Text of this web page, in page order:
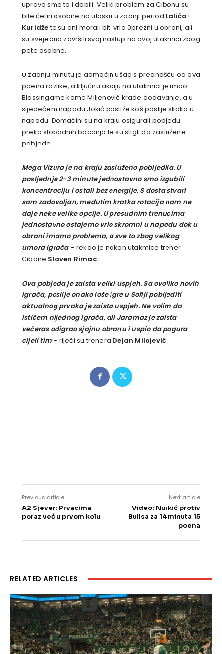
upravo smo to i dobili. Veliki problem za Cibonu su
bile četiri osobne na ulasku u zadnji period Lalića i
Kuridžete su oni morali biti vrlo 0prezni u obrani, ali
su svejedno završili svoj nastup na ovoj utakmici zbog
pete osobne.
U zadnju minutu je domaćin ušao s prednošću od dva
poena razlike, a ključnu akciju na utakmici je imao
Blassingame kome Miljenović krade dodavanje, a u
sljedećem napadu Jokić postiže koš poslije skoka u
napadu. Domaćini su na kraju osigurali pobjedu
preko slobodnih bacanja te su stigli do zaslužene
pobjede.
Mega Vizura je na kraju zasluženo pobijedila. U
posljednje 2-3 minute jednostavno smo izgubili
koncentraciju i ostali bez energije. S dosta stvari
sam zadovoljan, međutim kratka rotacija nam ne
daje neke velike opcije. U presudnim trenucima
jednostavno ostajemo vrlo skromni u napadu dok u
obrani imamo problema, a sve to zbog velikog
umora igrača– rekao je nakon utakmice trener
Cibone Slaven Rimac.
Ova pobjeda je zaista veliki uspjeh. Sa ovoliko novih
igrača, poslije onako loše igre u Sofiji pobijediti
aktualnog prvaka je zaista uspjeh. Ne volim da
ističem nijednog igrača, ali Jaramaz je zaista
večeras odigrao sjajnu obranu i uspio da pogura
cijeli tim – riječi su trenera Dejan Milojević.
Previous article
A2 Sjever: Prvacima
poraz već u prvom kolu
Next article
Video: Nurkić protiv
Bullsa za 14 minuta 15
poena
RELATED ARTICLES